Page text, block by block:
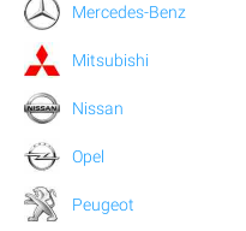
Mercedes-Benz
Mitsubishi
Nissan
Opel
Peugeot